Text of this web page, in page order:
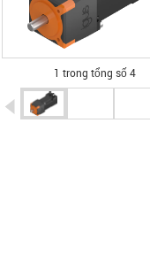
1 trong tổng số 4
igus-icon-arrow-left